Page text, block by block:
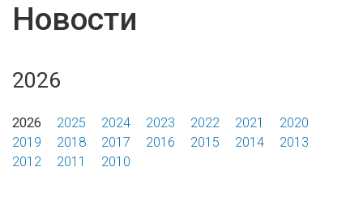
Новости
2026
2026 2025 2024 2023 2022 2021
2020
2019
2018 2017 2016 2015 2014
2013
2012
2011 2010